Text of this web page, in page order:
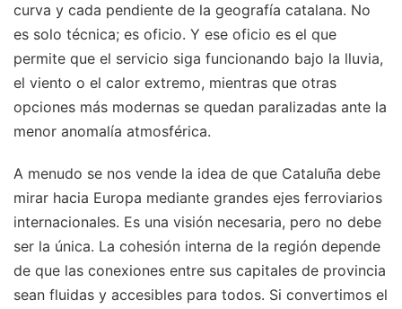
curva y cada pendiente de la geografía catalana. No
es solo técnica; es oficio. Y ese oficio es el que
permite que el servicio siga funcionando bajo la lluvia,
el viento o el calor extremo, mientras que otras
opciones más modernas se quedan paralizadas ante la
menor anomalía atmosférica.
A menudo se nos vende la idea de que Cataluña debe
mirar hacia Europa mediante grandes ejes ferroviarios
internacionales. Es una visión necesaria, pero no debe
ser la única. La cohesión interna de la región depende
de que las conexiones entre sus capitales de provincia
sean fluidas y accesibles para todos. Si convertimos el